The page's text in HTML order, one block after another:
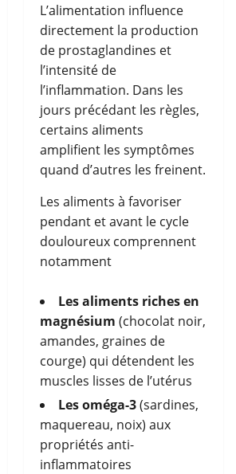
L’alimentation influence
directement la production
de prostaglandines et
l’intensité de
l’inflammation. Dans les
jours précédant les règles,
certains aliments
amplifient les symptômes
quand d’autres les freinent.
Les aliments à favoriser
pendant et avant le cycle
douloureux comprennent
notamment
Les aliments riches en
magnésium (chocolat noir,
amandes, graines de
courge) qui détendent les
muscles lisses de l’utérus
Les oméga-3(sardines,
maquereau, noix) aux
propriétés anti-
inflammatoires